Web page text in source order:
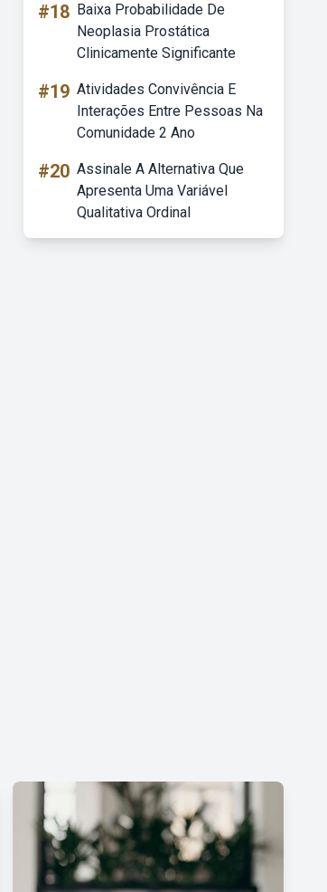
#18 Baixa Probabilidade De
Neoplasia Prostática
Clinicamente Significante
#19 Atividades Convivência E
Interações Entre Pessoas Na
Comunidade 2 Ano
#20 Assinale A Alternativa Que
Apresenta Uma Variável
Qualitativa Ordinal